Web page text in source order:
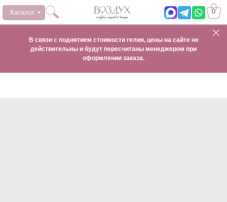
0
Каталог
В связи с поднятием стоимости гелия, цены на сайте не
действительны и будут пересчитаны менеджером при
оформлении заказа.